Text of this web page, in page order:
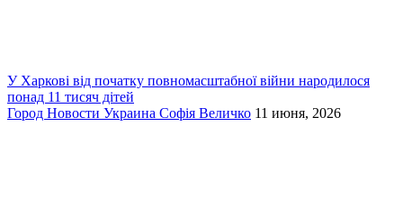
У Харкові від початку повномасштабної війни народилося
понад 11 тисяч дітей
Город Новости Украина Софія Величко 11 июня, 2026